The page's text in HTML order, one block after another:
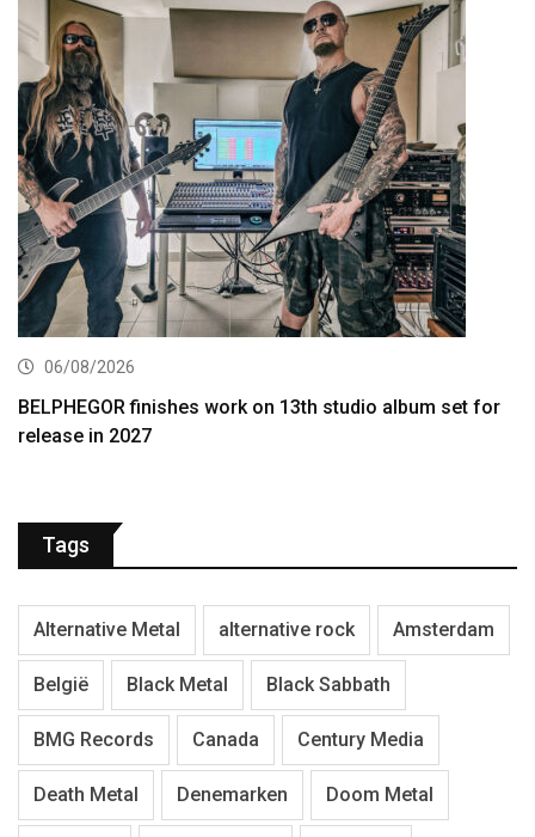
06/08/2026
BELPHEGOR finishes work on 13th studio album set for
release in 2027
Tags
Alternative Metal alternative rock Amsterdam
België Black Metal Black Sabbath
BMG Records Canada Century Media
Death Metal Denemarken Doom Metal